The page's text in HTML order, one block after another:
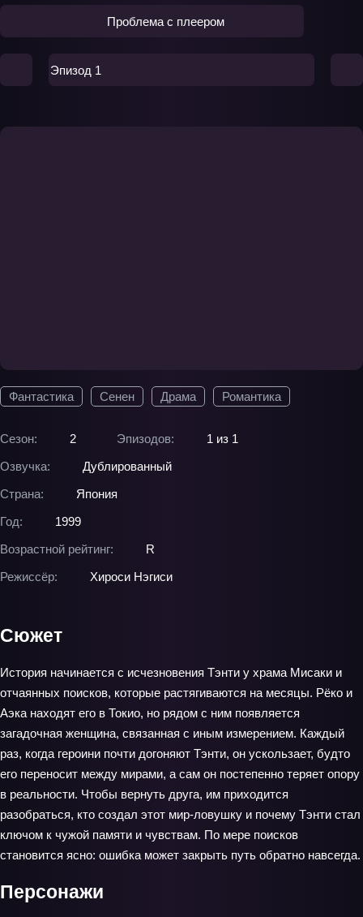
Фантастика Сенен Драма Романтика
Сезон: 2 Эпизодов:
1 из 1
Озвучка:
Дублированный
Страна:
Япония
Год:
1999
Возрастной рейтинг:
R
Режиссёр:
Хироси Нэгиси
Проблема с плеером
Эпизод 1
Сюжет
История начинается с исчезновения Тэнти у храма Мисаки и
отчаянных поисков, которые растягиваются на месяцы. Рёко и
Аэка находят его в Токио, но рядом с ним появляется
загадочная женщина, связанная с иным измерением. Каждый
раз, когда героини почти догоняют Тэнти, он ускользает, будто
его переносит между мирами, а сам он постепенно теряет опору
в реальности. Чтобы вернуть друга, им приходится
разобраться, кто создал этот мир‑ловушку и почему Тэнти стал
ключом к чужой памяти и чувствам. По мере поисков
становится ясно: ошибка может закрыть путь обратно навсегда.
Персонажи